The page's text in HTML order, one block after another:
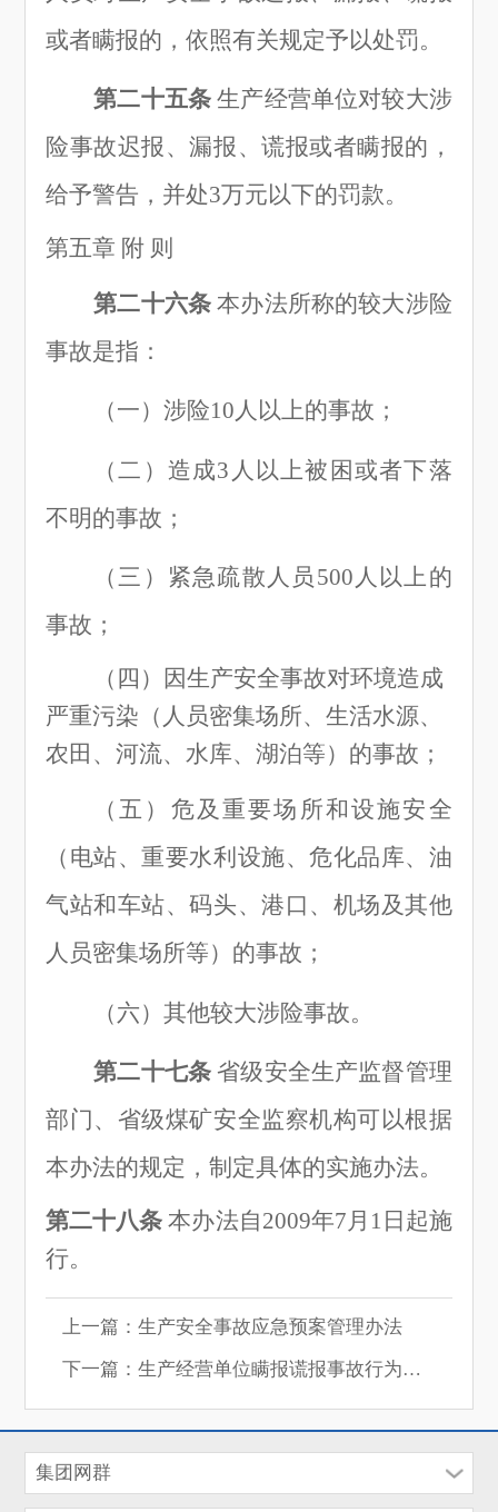
或者瞒报的，依照有关规定予以处罚。
第二十五条 生产经营单位对较大涉
险事故迟报、漏报、谎报或者瞒报的，
给予警告，并处3万元以下的罚款。
第五章 附 则
第二十六条 本办法所称的较大涉险
事故是指：
（一） 涉险10人以上的事故；
（二 ） 造成3人以上被困或者下落
不明的事故；
（三 ） 紧急疏散人员 500人以上的
事故；
（四 ）
因生产安全事故对环境造成
严重污染（人员密集场所、生活水源、
农田、河流、水库、湖泊等） 的事故；
（五 ） 危及重要场所和设施安全
（电站、重要水利设施、危化品库、油
气站和车站、码头、港口、机场及其他
人员密集场所等） 的事故；
（六） 其他较大涉险事故。
第二十七条 省级安全生产监督管理
部门、省级煤矿安全监察机构可以根据
本办法的规定，制定具体的实施办法。
第二十八条 本办法自2009年7月1日起施
行。
上一篇：生产安全事故应急预案管理办法
下一篇：生产经营单位瞒报谎报事故行为查处办法
集团网群